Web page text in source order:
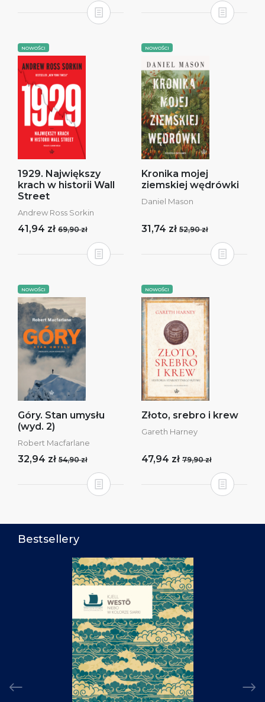
NOWOŚCI
1929. Największy
krach w historii Wall
Street
Andrew Ross Sorkin
41,94 zł 69,90 zł
NOWOŚCI
Kronika mojej
ziemskiej wędrówki
Daniel Mason
31,74 zł 52,90 zł
NOWOŚCI
Góry. Stan umysłu
(wyd. 2)
Robert Macfarlane
32,94 zł 54,90 zł
NOWOŚCI
Złoto, srebro i krew
Gareth Harney
47,94 zł 79,90 zł
Bestsellery